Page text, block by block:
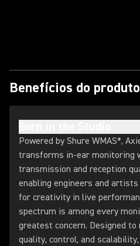
Benefícios do
Powered by Shure WMAS*,
transforms in-ear monitoring
transmission and reception
enabling engineers and
for creativity in live
spectrum is among every
greatest concern. Designed
quality, control, and